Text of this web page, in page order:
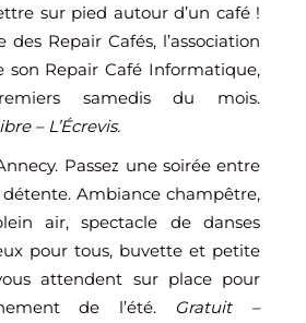
sur pied autour d’un café !
Repair Cafés, l’association
son Repair Café Informatique,
samedis du mois.
– L’Écrevis.
Passez une soirée entre
Ambiance champêtre,
air, spectacle de danses
pour tous, buvette et petite
attendent sur place pour
de l’été. Gratuit –